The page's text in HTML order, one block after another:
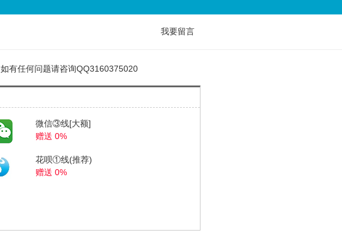
我要留言
如有任何问题请咨询QQ3160375020
微信③线[大额]
赠送 0%
花呗①线(推荐)
赠送 0%